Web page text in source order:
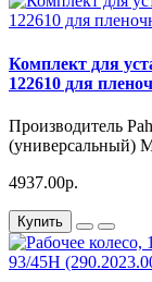
Комплект для
122610 для
Производитель
(универсальный)
4937.00р.
Купить